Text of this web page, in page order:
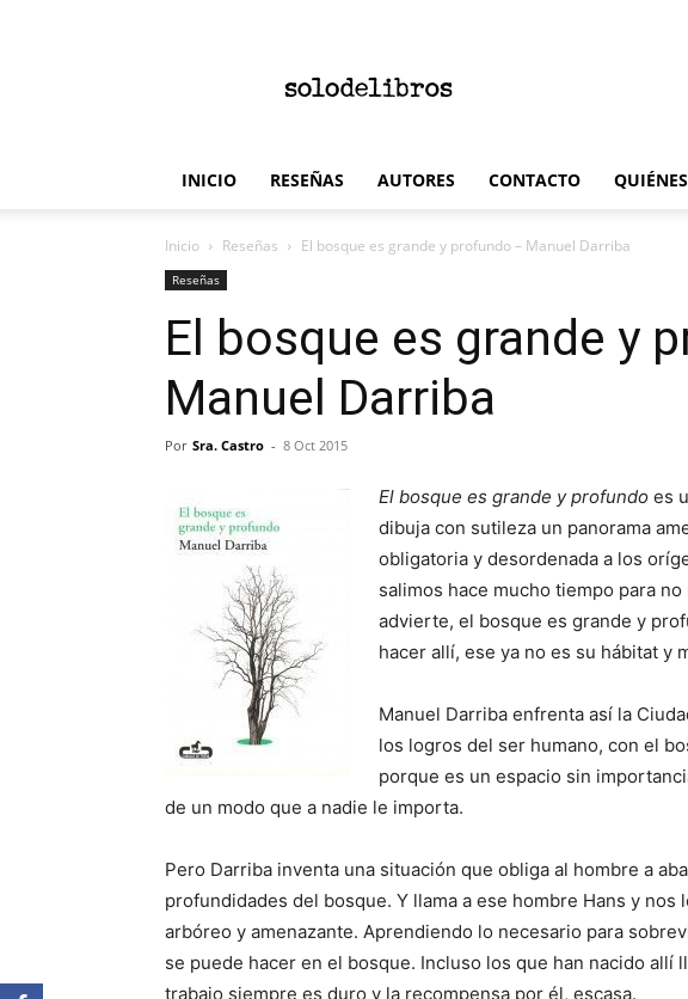
INICIO RESEÑAS AUTORES CONTACTO
Inicio Reseñas El bosque es grande y profundo – Manuel Darriba
Reseñas
El bosque es grande y
Manuel Darriba
Por Sra. Castro - 8 Oct 2015
El bosque es grande y profundo es
dibuja con sutileza un panorama
obligatoria y desordenada a los
salimos hace mucho tiempo para
advierte, el bosque es grande y
hacer allí, ese ya no es su hábitat y
Manuel Darriba enfrenta así la
los logros del ser humano, con el
porque es un espacio sin
de un modo que a nadie le importa.
Pero Darriba inventa una situación que obliga al hombre a
profundidades del bosque. Y llama a ese hombre Hans y
arbóreo y amenazante. Aprendiendo lo necesario para
se puede hacer en el bosque. Incluso los que han nacido allí
trabajo siempre es duro y la recompensa por él, escasa.